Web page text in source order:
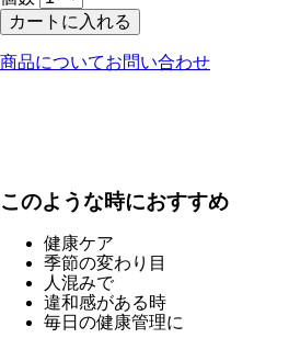
カートに入れる
商品についてお問い合わせ
このような時におすすめ
健康ケア
季節の変わり目
人混みで
違和感がある時
毎日の健康管理に